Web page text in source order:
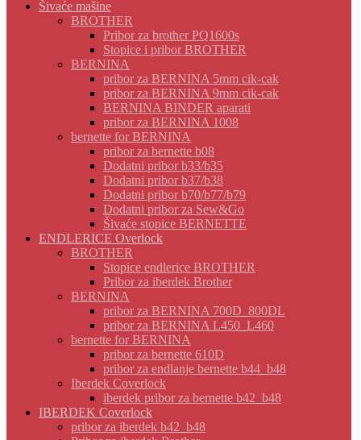
Šivaće mašine
BROTHER
Pribor za brother PQ1600s
Stopice i pribor BROTHER
BERNINA
pribor za BERNINA 5mm cik-cak
pribor za BERNINA 9mm cik-cak
BERNINA BINDER aparati
pribor za BERNINA 1008
bernette for BERNINA
pribor za bernette b08
Dodatni pribor b33/b35
Dodatni pribor b37/b38
Dodatni pribor b70/b77/b79
Dodatni pribor za Sew&Go
Šivaće stopice BERNETTE
ENDLERICE Overlock
BROTHER
Stopice endlerice BROTHER
Pribor za iberdek Brother
BERNINA
pribor za BERNINA 700D_800DL
pribor za BERNINA L450_L460
bernette for BERNINA
pribor za bernette 610D
pribor za endlanje bernette b44_b48
Iberdek Coverlock
iberdek pribor za bernette b42_b48
IBERDEK Coverlock
pribor za iberdek b42_b48